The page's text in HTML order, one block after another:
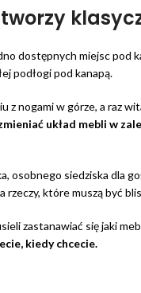
dostępnych miejsc pod
podłogi pod kanapą.
z nogami w górze, a raz
układ mebli w
osobnego siedziska dla
rzeczy, które muszą być
zastanawiać się jaki
kiedy chcecie.